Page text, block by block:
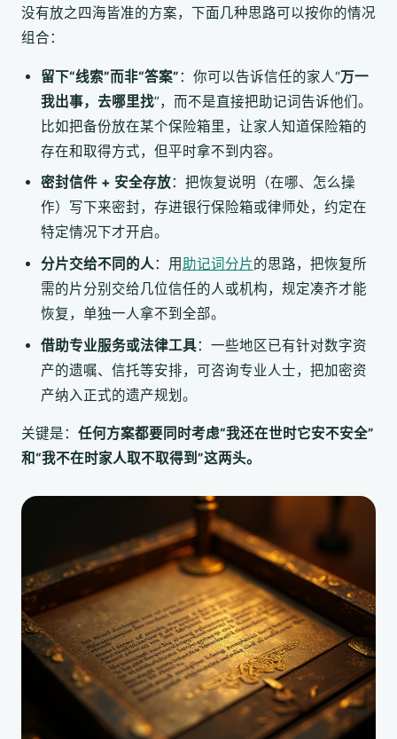
没有放之四海皆准的方案，下面几种思路可以按你的情况
组合：
留下“线索”而非“答案”：你可以告诉信任的家人“万一
我出事，去哪里找”，而不是直接把助记词告诉他们。
比如把备份放在某个保险箱里，让家人知道保险箱的
存在和取得方式，但平时拿不到内容。
密封信件 + 安全存放：把恢复说明（在哪、怎么操
作）写下来密封，存进银行保险箱或律师处，约定在
特定情况下才开启。
分片交给不同的人：用助记词分片的思路，把恢复所
需的片分别交给几位信任的人或机构，规定凑齐才能
恢复，单独一人拿不到全部。
借助专业服务或法律工具：一些地区已有针对数字资
产的遗嘱、信托等安排，可咨询专业人士，把加密资
产纳入正式的遗产规划。
关键是： 任何方案都要同时考虑“我还在世时它安不安全”
和“我不在时家人取不取得到”这两头。